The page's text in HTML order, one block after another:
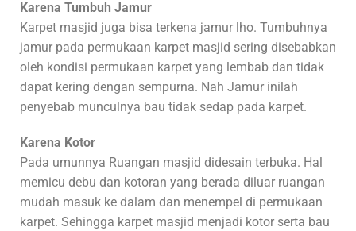
Karena Tumbuh Jamur
Karpet masjid juga bisa terkena jamur lho. Tumbuhnya
jamur pada permukaan karpet masjid sering disebabkan
oleh kondisi permukaan karpet yang lembab dan tidak
dapat kering dengan sempurna. Nah Jamur inilah
penyebab munculnya bau tidak sedap pada karpet.
Karena Kotor
Pada umunnya Ruangan masjid didesain terbuka. Hal
memicu debu dan kotoran yang berada diluar ruangan
mudah masuk ke dalam dan menempel di permukaan
karpet. Sehingga karpet masjid menjadi kotor serta bau